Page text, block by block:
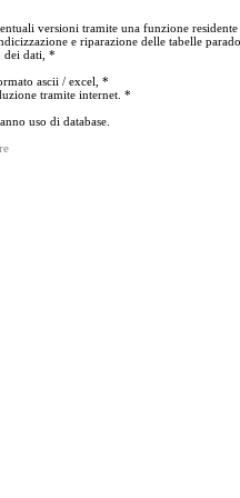
versioni tramite una funzione residente
e riparazione delle tabelle
dei dati, *
ascii / excel, *
tramite internet. *
uso di database.